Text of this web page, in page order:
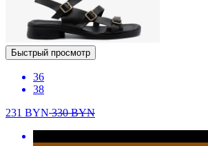
Быстрый просмотр
36
38
231 BYN330BYN